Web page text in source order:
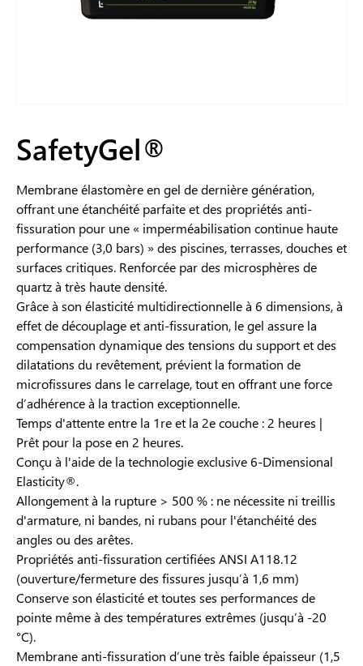
SafetyGel®
Membrane élastomère en gel de dernière génération,
offrant une étanchéité parfaite et des propriétés anti-
fissuration pour une « imperméabilisation continue haute
performance (3,0 bars) » des piscines, terrasses, douches et
surfaces critiques. Renforcée par des microsphères de
quartz à très haute densité.
Grâce à son élasticité multidirectionnelle à 6 dimensions, à
effet de découplage et anti-fissuration, le gel assure la
compensation dynamique des tensions du support et des
dilatations du revêtement, prévient la formation de
microfissures dans le carrelage, tout en offrant une force
d’adhérence à la traction exceptionnelle.
Temps d'attente entre la 1re et la 2e couche : 2 heures |
Prêt pour la pose en 2 heures.
Conçu à l'aide de la technologie exclusive 6-Dimensional
Elasticity®.
Allongement à la rupture > 500 % : ne nécessite ni treillis
d'armature, ni bandes, ni rubans pour l'étanchéité des
angles ou des arêtes.
Propriétés anti-fissuration certifiées ANSI A118.12
(ouverture/fermeture des fissures jusqu’à 1,6 mm)
Conserve son élasticité et toutes ses performances de
pointe même à des températures extrêmes (jusqu’à -20
°C).
Membrane anti-fissuration d’une très faible épaisseur (1,5